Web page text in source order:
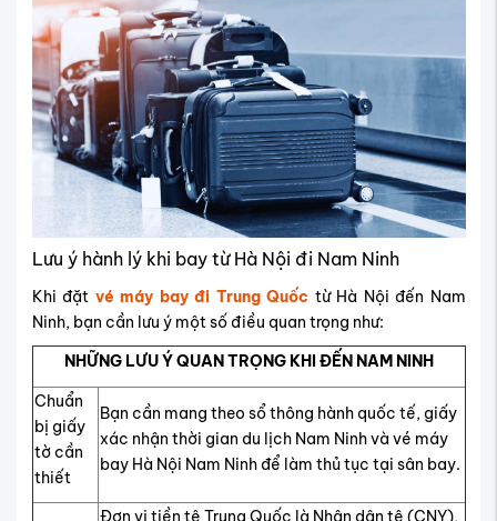
Lưu ý hành lý khi bay từ Hà Nội đi Nam Ninh
Khi đặt vé máy bay đi Trung Quốc từ Hà Nội đến Nam
Ninh, bạn cần lưu ý một số điều quan trọng như:
NHỮNG LƯU Ý QUAN TRỌNG KHI ĐẾN NAM NINH
Chuẩn
bị giấy
tờ cần
thiết
Bạn cần mang theo sổ thông hành quốc tế, giấy
xác nhận thời gian du lịch Nam Ninh và vé máy
bay Hà Nội Nam Ninh để làm thủ tục tại sân bay.
Đơn vị tiền tệ Trung Quốc là Nhân dân tệ (CNY),